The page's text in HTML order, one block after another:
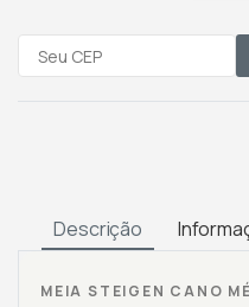
Descrição
MEIA STEIGEN CANO